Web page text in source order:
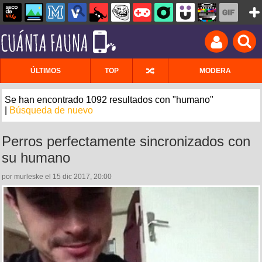
ÚLTIMOS TOP MODERA
Se han encontrado 1092 resultados con "humano"
Búsqueda de nuevo
Perros perfectamente sincronizados con
su humano
por murleske el 15 dic 2017, 20:00